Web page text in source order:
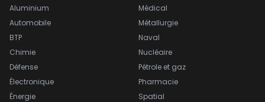
Aluminium
Automobile
BTP
Chimie
Défense
Électronique
Énergie
Médical
Métallurgie
Naval
Nucléaire
Pétrole et gaz
Pharmacie
Spatial